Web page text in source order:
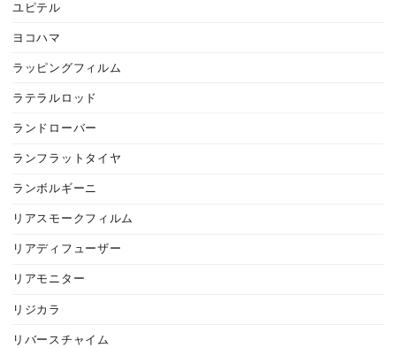
ユピテル
ヨコハマ
ラッピングフィルム
ラテラルロッド
ランドローバー
ランフラットタイヤ
ランボルギーニ
リアスモークフィルム
リアディフューザー
リアモニター
リジカラ
リバースチャイム